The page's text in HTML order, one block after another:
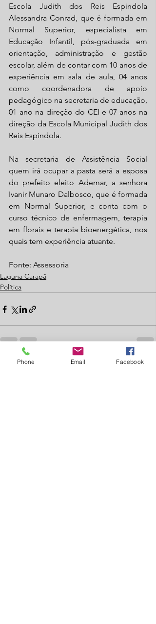
Escola Judith dos Reis Espindola
Alessandra Conrad, que é formada em
Normal Superior, especialista em
Educação Infantil, pós-graduada em
orientação, administração e gestão
escolar, além de contar com 10 anos de
experiência em sala de aula, 04 anos
como coordenadora de apoio
pedagógico na secretaria de educação,
01 ano na direção do CEI e 07 anos na
direção da Escola Municipal Judith dos
Reis Espindola.
Na secretaria de Assistência Social
quem irá ocupar a pasta será a esposa
do prefeito eleito Ademar, a senhora
Ivanir Munaro Dalbosco, que é formada
em Normal Superior, e conta com o
curso técnico de enfermagem, terapia
em florais e terapia bioenergética, nos
quais tem experiência atuante.
Fonte: Assessoria
Laguna Carapã
Política
Posts recentes Ver tudo
Phone Email Facebook